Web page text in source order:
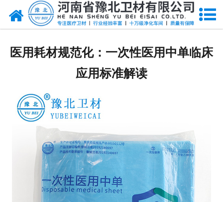
网站首页
厂房设备
人才招聘
联系我们
医用耗材规范化：一次性医用中单临床
应用标准解读